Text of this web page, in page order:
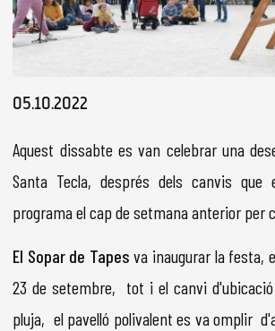
05.10.2022
Aquest dissabte es van celebrar una
Santa Tecla, després dels canvis
programa el cap de setmana anterior per
El Sopar de Tapes va inaugurar la festa,
23 de setembre, tot i el canvi
pluja, el pavelló polivalent es va omplir